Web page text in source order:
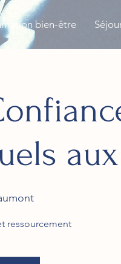
bien-être
ressourcement